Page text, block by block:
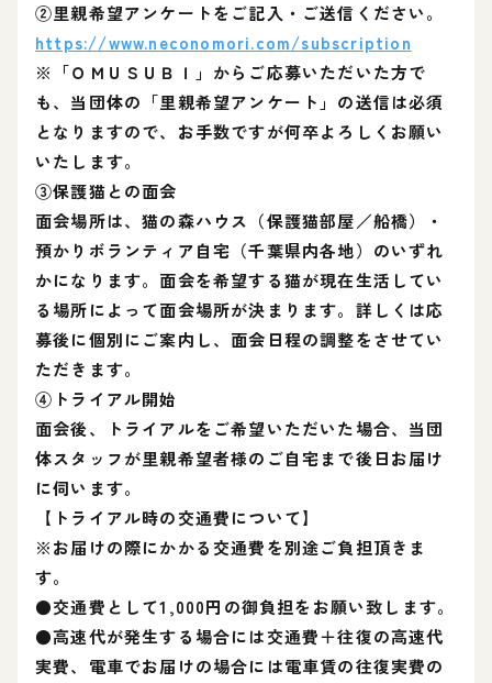
②里親希望アンケートをご記入・ご送信ください。
https://www.neconomori.com/subscription
※「ＯＭＵＳＵＢＩ」からご応募いただいた方で
も、当団体の「里親希望アンケート」の送信は必須
となりますので、お手数ですが何卒よろしくお願い
いたします。
③保護猫との面会
面会場所は、猫の森ハウス（保護猫部屋／船橋）・
預かりボランティア自宅（千葉県内各地）のいずれ
かになります。面会を希望する猫が現在生活してい
る場所によって面会場所が決まります。詳しくは応
募後に個別にご案内し、面会日程の調整をさせてい
ただきます。
④トライアル開始
面会後、トライアルをご希望いただいた場合、当団
体スタッフが里親希望者様のご自宅まで後日お届け
に伺います。
【トライアル時の交通費について】
※お届けの際にかかる交通費を別途ご負担頂きま
す。
●交通費として1,000円の御負担をお願い致します。
●高速代が発生する場合には交通費＋往復の高速代
実費、電車でお届けの場合には電車賃の往復実費の